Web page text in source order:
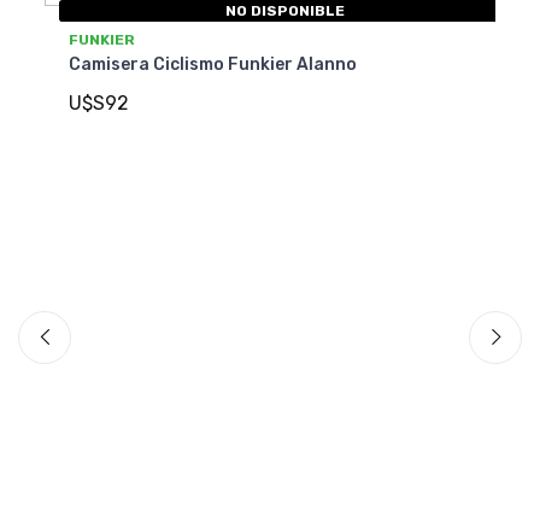
NO DISPONIBLE
FUNKIER
Camisera Ciclismo Funkier Alanno
U$S92